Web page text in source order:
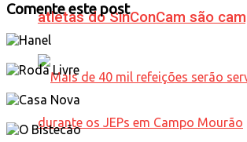
atletas do SinConCam são
Comente este post